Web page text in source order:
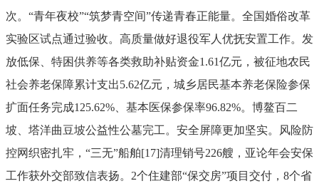
次。 “青年夜校”“筑梦青空间”传递青春正能量。全国婚俗改革
实验区试点通过验收。高质量做好退役军人优抚安置工作。发
放低保、特困供养等各类救助补贴资金1.61亿元，被征地农民
社会养老保障累计支出5.62亿元，城乡居民基本养老保险参保
扩面任务完成125.62% 、基本医保参保率96.82%。博鳌百二
坡、塔洋曲豆坡公益性公墓完工。 安全屏障更加坚实。
风险防
控网织密扎牢， “三无”船舶[17]清理销号226艘，亚论年会安保
工作获外交部致信表扬。 2个住建部“保交房”项目交付， 8个省